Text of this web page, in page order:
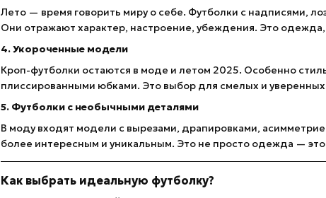
Лето — время говорить миру о себе. Футболки с надписями,
Они отражают характер, настроение, убеждения. Это одежда,
4.Укороченные модели
Кроп-футболки остаются в моде и летом 2025. Особенно
плиссированными юбками. Это выбор для смелых и
5. Футболки с необычными деталями
В моду входят модели с вырезами, драпировками,
более интересным и уникальным. Это не просто одежда —
Как выбрать идеальную футболку?